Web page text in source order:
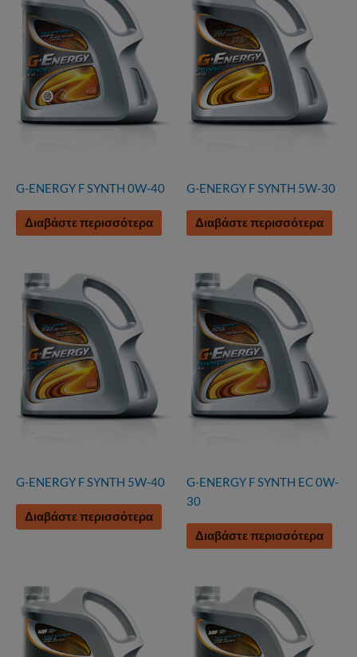
G-ENERGY F SYNTH 0W-40
Διαβάστε περισσότερα
G-ENERGY F SYNTH 5W-30
Διαβάστε περισσότερα
G-ENERGY F SYNTH 5W-40
Διαβάστε περισσότερα
G-ENERGY F SYNTH EC 0W-
30
Διαβάστε περισσότερα